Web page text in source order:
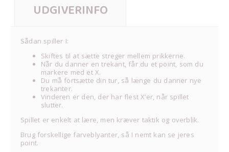
UDGIVERINFO
Sådan spiller I:
Skiftes til at sætte streger mellem prikkerne.
Når du danner en trekant, får du et point, som du
markere med et X.
Du må fortsætte din tur, så længe du danner nye
trekanter.
Vinderen er den, der har flest X’er, når spillet
slutter.
Spillet er enkelt at lære, men kræver taktik og overblik.
Brug forskellige farveblyanter, så I nemt kan se jeres
point.